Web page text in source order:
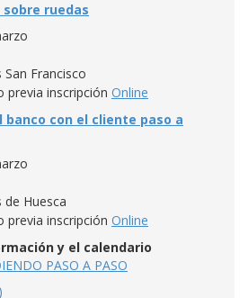
ruedas
San Francisco
previa inscripción Online
banco con el cliente paso a
de Huesca
previa inscripción Online
y el calendario
PASO A PASO